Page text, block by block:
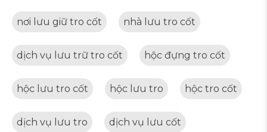
nơi lưu giữ tro cốt nhà lưu tro cốt
dịch vụ lưu trữ tro cốt hộc đựng tro cốt
hộc lưu tro cốt hộc lưu tro hộc tro cốt
dịch vụ lưu tro dịch vụ lưu cốt